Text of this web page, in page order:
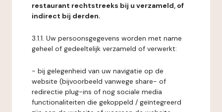
restaurant rechtstreeks bij u verzameld, of
indirect bij derden.
3.1.1. Uw persoonsgegevens worden met name
geheel of gedeeltelijk verzameld of verwerkt:
- bij gelegenheid van uw navigatie op de
website (bijvoorbeeld vanwege share- of
redirectie plug-ins of nog sociale media
functionaliteiten die gekoppeld / geïntegreerd